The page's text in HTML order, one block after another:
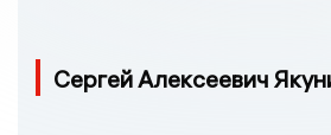
Сергей Алексеевич